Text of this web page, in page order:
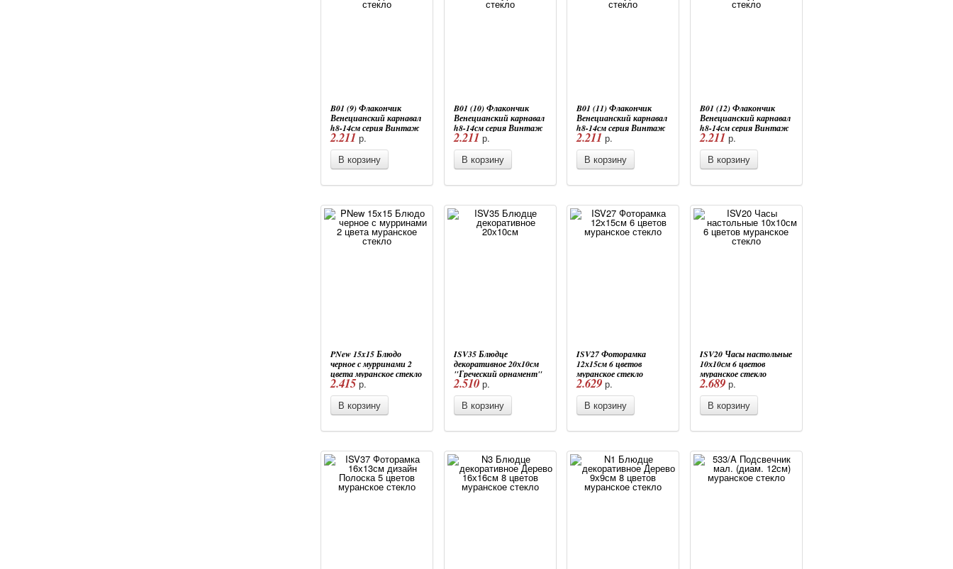
B01 (9) Флакончик
Венецианский карнавал
h8-14см серия Винтаж
муранское стекло
2.211 р.
В корзину
B01 (10) Флакончик
Венецианский карнавал
h8-14см серия Винтаж
муранское стекло
2.211 р.
В корзину
B01 (11) Флакончик
Венецианский карнавал
h8-14см серия Винтаж
муранское стекло
2.211 р.
В корзину
B01 (12) Флакончик
Венецианский карнавал
h8-14см серия Винтаж
муранское стекло
2.211 р.
В корзину
PNew 15x15 Блюдо
черное с мурринами 2
цвета муранское стекло
2.415 р.
В корзину
ISV35 Блюдце
декоративное 20х10см
"Греческий орнамент"
5 цветов муранское
стекло
2.510р.
В корзину
ISV27 Фоторамка
12х15см 6 цветов
муранское стекло
2.629 р.
В корзину
ISV20 Часы настольные
10х10см 6 цветов
муранское стекло
2.689р.
В корзину